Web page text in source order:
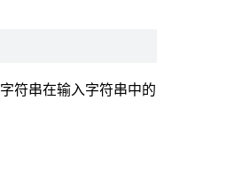
符串在输入字符串中的